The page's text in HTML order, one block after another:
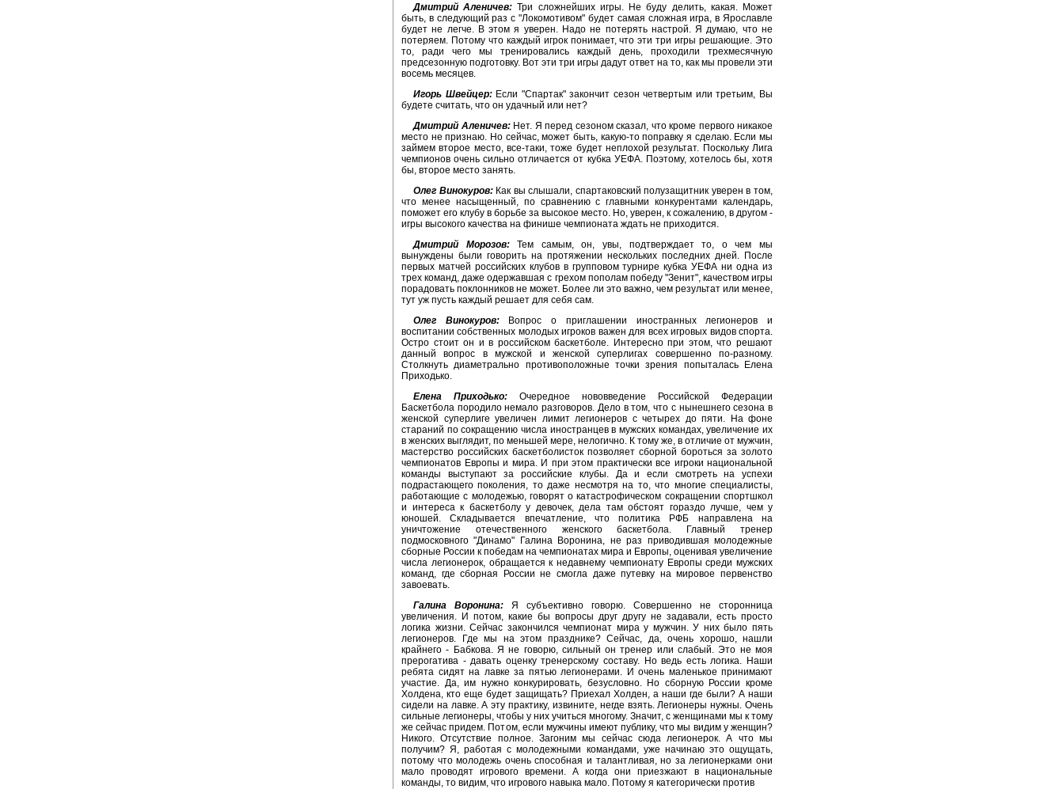
Дмитрий Аленичев: Три сложнейших игры. Не буду делить, какая. Может
быть, в следующий раз с "Локомотивом" будет самая сложная игра, в Ярославле
будет не легче. В этом я уверен. Надо не потерять настрой. Я думаю, что не
потеряем. Потому что каждый игрок понимает, что эти три игры решающие. Это
то, ради чего мы тренировались каждый день, проходили трехмесячную
предсезонную подготовку. Вот эти три игры дадут ответ на то, как мы провели эти
восемь месяцев.
Игорь Швейцер:Если "Спартак" закончит сезон четвертым или третьим, Вы
будете считать, что он удачный или нет?
Дмитрий Аленичев:Нет. Я перед сезоном сказал, что кроме первого никакое
место не признаю. Но сейчас, может быть, какую-то поправку я сделаю. Если мы
займем второе место, все-таки, тоже будет неплохой результат. Поскольку Лига
чемпионов очень сильно отличается от кубка УЕФА. Поэтому, хотелось бы, хотя
бы, второе место занять.
Олег Винокуров:Как вы слышали, спартаковский полузащитник уверен в том,
что менее насыщенный, по сравнению с главными конкурентами календарь,
поможет его клубу в борьбе за высокое место. Но, уверен, к сожалению, в другом -
игры высокого качества на финише чемпионата ждать не приходится.
Дмитрий Морозов:Тем самым, он, увы, подтверждает то, о чем мы
вынуждены были говорить на протяжении нескольких последних дней. После
первых матчей российских клубов в групповом турнире кубка УЕФА ни одна из
трех команд, даже одержавшая с грехом пополам победу "Зенит", качеством игры
порадовать поклонников не может. Более ли это важно, чем результат или менее,
тут уж пусть каждый решает для себя сам.
Олег Винокуров:Вопрос о приглашении иностранных легионеров и
воспитании собственных молодых игроков важен для всех игровых видов спорта.
Остро стоит он и в российском баскетболе. Интересно при этом, что решают
данный вопрос в мужской и женской суперлигах совершенно по-разному.
Столкнуть диаметрально противоположные точки зрения попыталась Елена
Приходько.
Елена Приходько: Очередное нововведение Российской Федерации
Баскетбола породило немало разговоров. Дело в том, что с нынешнего сезона в
женской суперлиге увеличен лимит легионеров с четырех до пяти. На фоне
стараний по сокращению числа иностранцев в мужских командах, увеличение их
в женских выглядит, по меньшей мере, нелогично. К тому же, в отличие от мужчин,
мастерство российских баскетболисток позволяет сборной бороться за золото
чемпионатов Европы и мира. И при этом практически все игроки национальной
команды выступают за российские клубы. Да и если смотреть на успехи
подрастающего поколения, то даже несмотря на то, что многие специалисты,
работающие с молодежью, говорят о катастрофическом сокращении спортшкол
и интереса к баскетболу у девочек, дела там обстоят гораздо лучше, чем у
юношей. Складывается впечатление, что политика РФБ направлена на
уничтожение отечественного женского баскетбола. Главный тренер
подмосковного "Динамо" Галина Воронина, не раз приводившая молодежные
сборные России к победам на чемпионатах мира и Европы, оценивая увеличение
числа легионерок, обращается к недавнему чемпионату Европы среди мужских
команд, где сборная России не смогла даже путевку на мировое первенство
завоевать.
Галина Воронина: Я субъективно говорю. Совершенно не сторонница
увеличения. И потом, какие бы вопросы друг другу не задавали, есть просто
логика жизни. Сейчас закончился чемпионат мира у мужчин. У них было пять
легионеров. Где мы на этом празднике? Сейчас, да, очень хорошо, нашли
крайнего - Бабкова. Я не говорю, сильный он тренер или слабый. Это не моя
прерогатива - давать оценку тренерскому составу. Но ведь есть логика. Наши
ребята сидят на лавке за пятью легионерами. И очень маленькое принимают
участие. Да, им нужно конкурировать, безусловно. Но сборную России кроме
Холдена, кто еще будет защищать? Приехал Холден, а наши где были? А наши
сидели на лавке. А эту практику, извините, негде взять. Легионеры нужны. Очень
сильные легионеры, чтобы у них учиться многому. Значит, с женщинами мы к тому
же сейчас придем. Потом, если мужчины имеют публику, что мы видим у женщин?
Никого. Отсутствие полное. Загоним мы сейчас сюда легионерок. А что мы
получим? Я, работая с молодежными командами, уже начинаю это ощущать,
потому что молодежь очень способная и талантливая, но за легионерками они
мало проводят игрового времени. А когда они приезжают в национальные
команды, то видим, что игрового навыка мало. Потому я категорически против